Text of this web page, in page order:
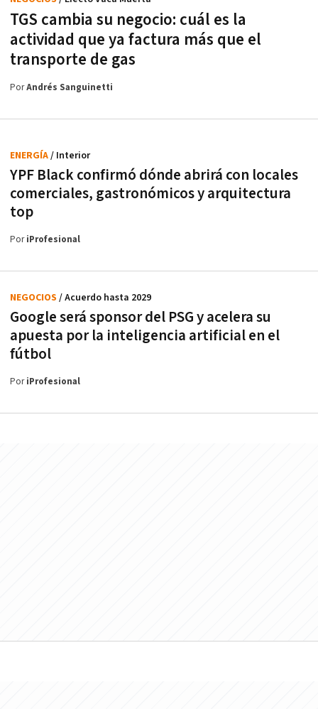
TGS cambia su negocio: cuál es la
actividad que ya factura más que el
transporte de gas
PorAndrés Sanguinetti
YPF Black confirmó dónde abrirá con locales
comerciales, gastronómicos y arquitectura
top
ENERGÍA/ Interior
PoriProfesional
Google será sponsor del PSG y acelera su
apuesta por la inteligencia artificial en el
fútbol
NEGOCIOS / Acuerdo hasta 2029
PoriProfesional